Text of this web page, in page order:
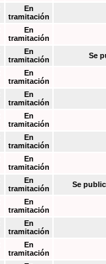
En
tramitación
En
tramitación
En
tramitación
Se
En
tramitación
En
tramitación
En
tramitación
En
tramitación
En
tramitación
En
tramitación
Se
En
tramitación
En
tramitación
En
tramitación